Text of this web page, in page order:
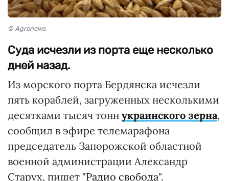
© Agronews
Суда исчезли из порта еще несколько
дней назад.
Из морского порта Бердянска исчезли
пять кораблей, загруженных несколькими
десятками тысяч тонн украинского зерна,
сообщил в эфире телемарафона
председатель Запорожской областной
военной администрации Александр
Старух, пишет "Радио свобода".